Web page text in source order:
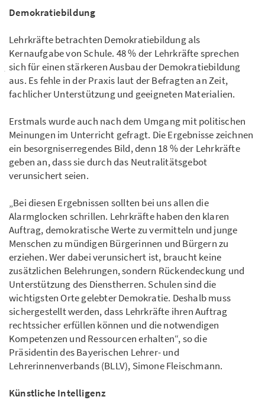
Demokratiebildung
Lehrkräfte betrachten Demokratiebildung als
Kernaufgabe von Schule. 48 % der Lehrkräfte sprechen
sich für einen stärkeren Ausbau der Demokratiebildung
aus. Es fehle in der Praxis laut der Befragten an Zeit,
fachlicher Unterstützung und geeigneten Materialien.
Erstmals wurde auch nach dem Umgang mit politischen
Meinungen im Unterricht gefragt. Die Ergebnisse zeichnen
ein besorgniserregendes Bild, denn 18 % der Lehrkräfte
geben an, dass sie durch das Neutralitätsgebot
verunsichert seien.
„Bei diesen Ergebnissen sollten bei uns allen die
Alarmglocken schrillen. Lehrkräfte haben den klaren
Auftrag, demokratische Werte zu vermitteln und junge
Menschen zu mündigen Bürgerinnen und Bürgern zu
erziehen. Wer dabei verunsichert ist, braucht keine
zusätzlichen Belehrungen, sondern Rückendeckung und
Unterstützung des Dienstherren. Schulen sind die
wichtigsten Orte gelebter Demokratie. Deshalb muss
sichergestellt werden, dass Lehrkräfte ihren Auftrag
rechtssicher erfüllen können und die notwendigen
Kompetenzen und Ressourcen erhalten“, so die
Präsidentin des Bayerischen Lehrer- und
Lehrerinnenverbands (BLLV), Simone Fleischmann.
Künstliche Intelligenz